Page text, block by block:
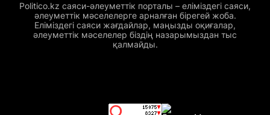
Politico.kz саяси-әлеуметтік порталы – еліміздегі саяси,
әлеуметтік мәселелерге арналған бірегей жоба.
Еліміздегі саяси жағдайлар, маңызды оқиғалар,
әлеуметтік мәселелер біздің назарымыздан тыс
қалмайды.